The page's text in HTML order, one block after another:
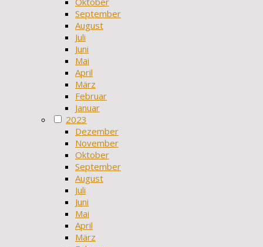
September
August
Juli
Juni
Mai
April
März
Februar
Januar
2023
Dezember
November
Oktober
September
August
Juli
Juni
Mai
April
März